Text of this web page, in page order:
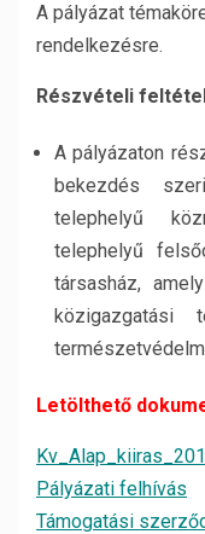
A pályázat
rendelkezésre.
Részvételi
A pályázaton
bekezdés
telephelyű
telephelyű
társasház,
közigazgatási
Letölthető
Pályázati felhívás
Támogatási